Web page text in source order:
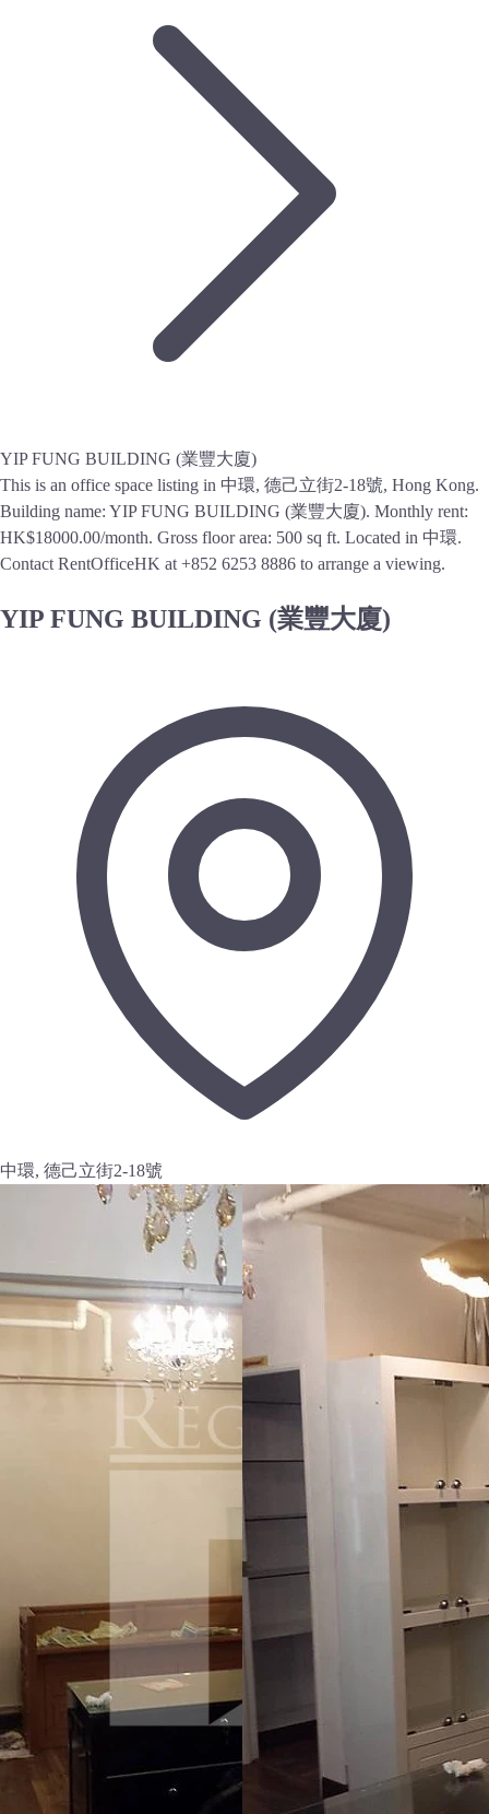
YIP FUNG BUILDING (業豐大廈)
This is an office space listing in 中環, 德己立街2-18號, Hong Kong.
Building name: YIP FUNG BUILDING (業豐大廈). Monthly rent:
HK$18000.00/month. Gross floor area: 500 sq ft. Located in 中環.
Contact RentOfficeHK at +852 6253 8886 to arrange a viewing.
YIP FUNG BUILDING (業豐大廈)
中環, 德己立街2-18號